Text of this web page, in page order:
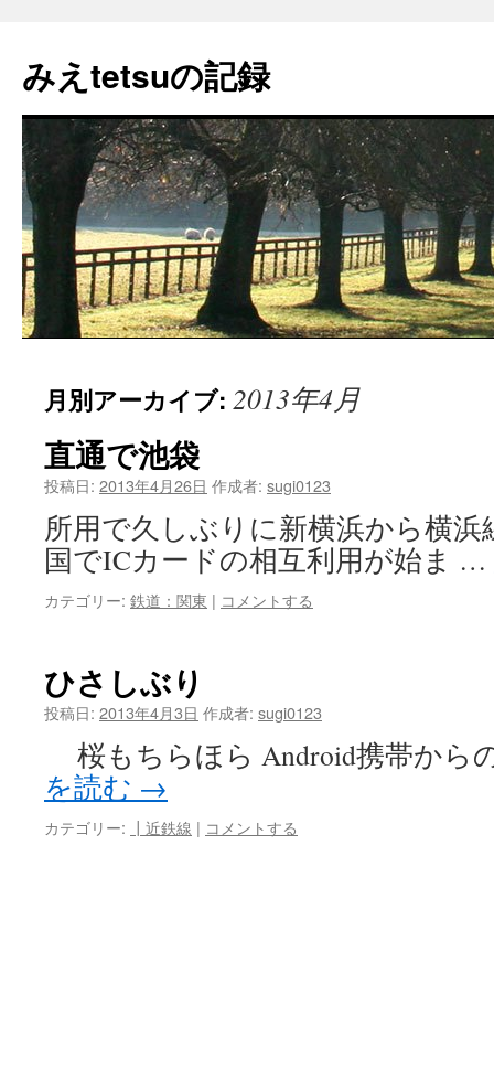
テ
ン
ス
キ
ッ
プ
みえtetsuの記録
月別アーカイブ: 2013年4月
直通で池袋
投稿日: 2013年4月26日 作成者: sugi0123
所用で久しぶりに新横浜から横
国でICカードの相互利用が始ま …
カテゴリー: 鉄道：関東 | コメントする
ひさしぶり
投稿日: 2013年4月3日 作成者: sugi0123
桜もちらほら Android携帯から
を読む →
カテゴリー: ┃近鉄線 | コメントする